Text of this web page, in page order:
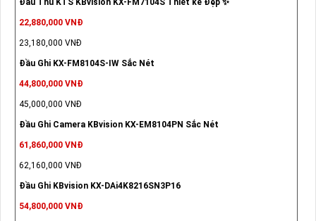
Đầu Thu KTS KBvision KX-FM7104S Thiết kế Đẹp ✨
22,880,000 VNĐ
23,180,000 VNĐ
Đầu Ghi KX-FM8104S-IW Sắc Nét
44,800,000 VNĐ
45,000,000 VNĐ
Đầu Ghi Camera KBvision KX-EM8104PN Sắc Nét
61,860,000 VNĐ
62,160,000 VNĐ
Đầu Ghi KBvision KX-DAi4K8216SN3P16
54,800,000 VNĐ